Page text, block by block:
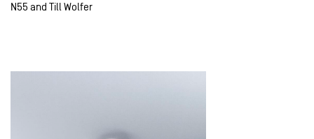
N55 and Till Wolfer